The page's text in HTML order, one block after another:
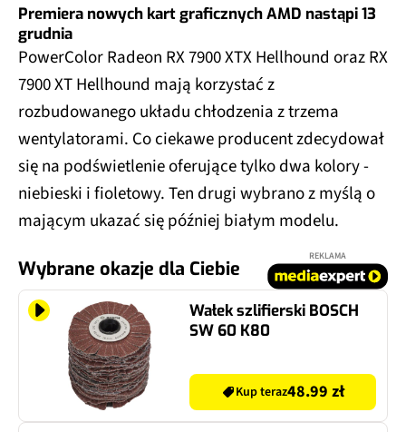
Premiera nowych kart graficznych AMD nastąpi 13
grudnia
PowerColor Radeon RX 7900 XTX Hellhound oraz RX
7900 XT Hellhound mają korzystać z
rozbudowanego układu chłodzenia z trzema
wentylatorami. Co ciekawe producent zdecydował
się na podświetlenie oferujące tylko dwa kolory -
niebieski i fioletowy. Ten drugi wybrano z myślą o
mającym ukazać się później białym modelu.
Wybrane okazje dla Ciebie
REKLAMA
Wałek szlifierski BOSCH
SW 60 K80
Kup teraz48.99 zł